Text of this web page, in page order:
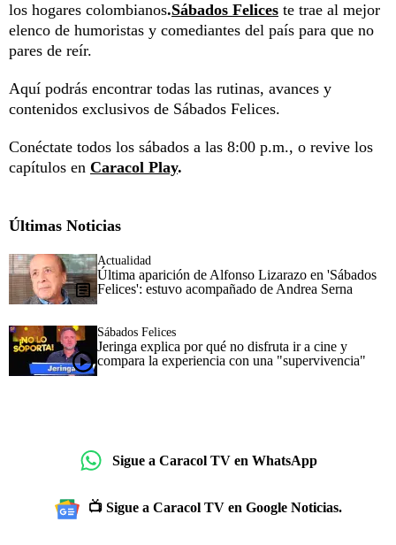
los hogares colombianos.Sábados Felices te trae al mejor
elenco de humoristas y comediantes del país para que no
pares de reír.
Aquí podrás encontrar todas las rutinas, avances y
contenidos exclusivos de Sábados Felices.
Conéctate todos los sábados a las 8:00 p.m., o revive los
capítulos en Caracol Play.
Últimas Noticias
Actualidad
Última aparición de Alfonso Lizarazo en 'Sábados
Felices': estuvo acompañado de Andrea Serna
Sábados Felices
Jeringa explica por qué no disfruta ir a cine y
compara la experiencia con una "supervivencia"
Sigue a Caracol TV en WhatsApp
📺 Sigue a Caracol TV en Google Noticias.